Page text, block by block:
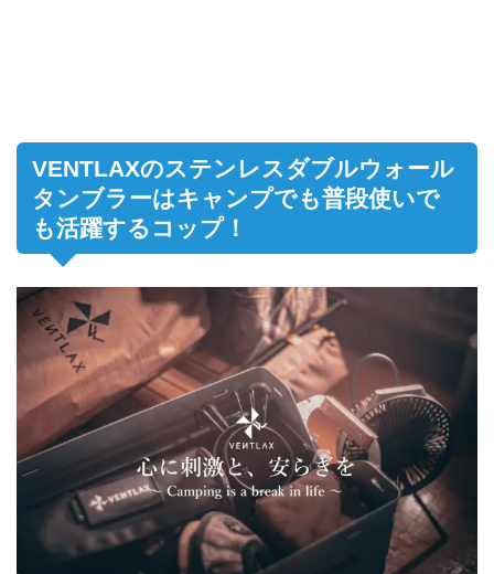
VENTLAXのステンレスダブルウォール
タンブラーはキャンプでも普段使いで
も活躍するコップ！